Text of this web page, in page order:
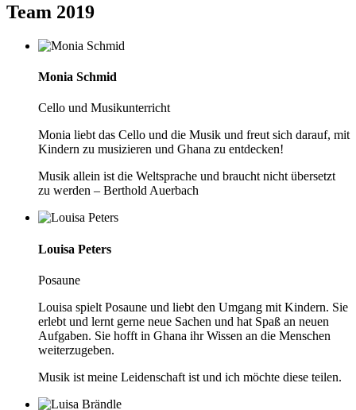
Team 2019
Monia Schmid
Cello und Musikunterricht
Monia liebt das Cello und die Musik und freut sich darauf, mit
Kindern zu musizieren und Ghana zu entdecken!
Musik allein ist die Weltsprache und braucht nicht übersetzt
zu werden – Berthold Auerbach
Louisa Peters
Posaune
Louisa spielt Posaune und liebt den Umgang mit Kindern. Sie
erlebt und lernt gerne neue Sachen und hat Spaß an neuen
Aufgaben. Sie hofft in Ghana ihr Wissen an die Menschen
weiterzugeben.
Musik ist meine Leidenschaft ist und ich möchte diese teilen.